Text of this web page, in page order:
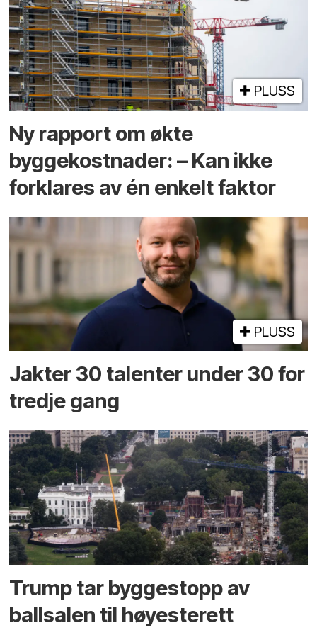
PLUSS
Ny rapport om økte
byggekostnader: – Kan ikke
forklares av én enkelt faktor
PLUSS
Jakter 30 talenter under 30 for
tredje gang
Trump tar byggestopp av
ballsalen til høyesterett